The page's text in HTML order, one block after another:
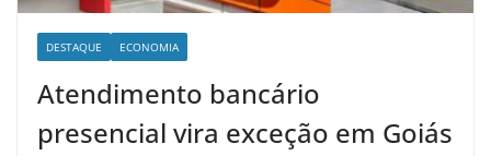
DESTAQUE ECONOMIA
Atendimento bancário
presencial vira exceção em Goiás